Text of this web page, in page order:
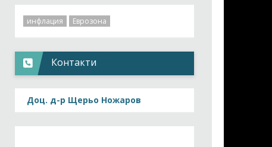
инфлация Еврозона
Контакти
Доц. д-р Щерьо Ножаров